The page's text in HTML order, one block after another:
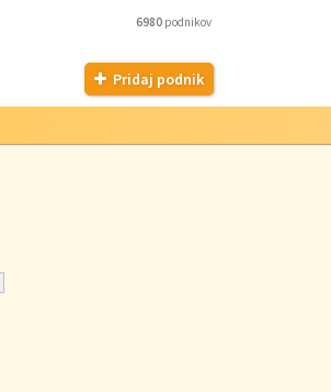
6980 podnikov
Pridaj podnik